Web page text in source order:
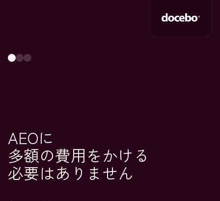
AEOに
多額の費用をかける
必要はありません